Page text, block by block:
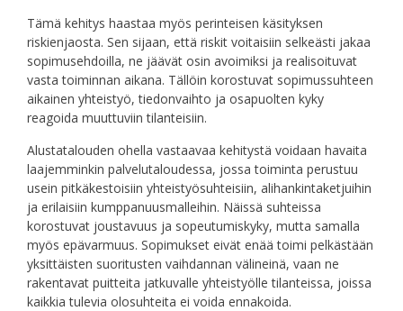
Tämä kehitys haastaa myös perinteisen käsityksen
riskienjaosta. Sen sijaan, että riskit voitaisiin selkeästi jakaa
sopimusehdoilla, ne jäävät osin avoimiksi ja realisoituvat
vasta toiminnan aikana. Tällöin korostuvat sopimussuhteen
aikainen yhteistyö, tiedonvaihto ja osapuolten kyky
reagoida muuttuviin tilanteisiin.
Alustatalouden ohella vastaavaa kehitystä voidaan havaita
laajemminkin palvelutaloudessa, jossa toiminta perustuu
usein pitkäkestoisiin yhteistyösuhteisiin, alihankintaketjuihin
ja erilaisiin kumppanuusmalleihin. Näissä suhteissa
korostuvat joustavuus ja sopeutumiskyky, mutta samalla
myös epävarmuus. Sopimukset eivät enää toimi pelkästään
yksittäisten suoritusten vaihdannan välineinä, vaan ne
rakentavat puitteita jatkuvalle yhteistyölle tilanteissa, joissa
kaikkia tulevia olosuhteita ei voida ennakoida.